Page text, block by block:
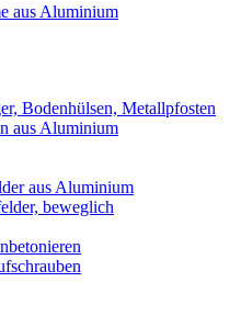
aus Aluminium
Bodenhülsen, Metallpfosten
aus Aluminium
aus Aluminium
beweglich